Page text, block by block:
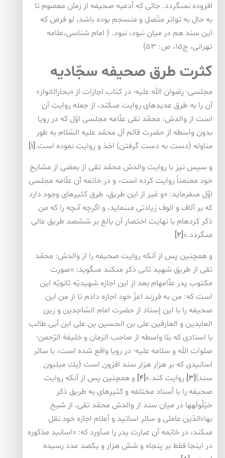
افزوده نمى‏گردد. جائى كه أدعيه صحيفه از زمان معصوم تا
به حال به تواتر متّصل و منسجم بوده باشد، لو فرض كه
اين سند هم در ميان نبود، نبود. ( امام شناسى،علامه
تهرانی، ج‏۱۵، ص: ۵۳)
كثرت طرق صحيفه سجّاديه‏
مجلسى- رضوان الله عليه- در كتاب اجازات از «بحارالانوار»
آن را به طرق عديده‏اى روايت مى‏كند، از جمله روايتِ آن
است از والدش: محمّد تقى علّامه مجلسى اوّل كه در رويا
بدون واسطه از حضرت قائم آل محمّد عليه السّلام به طور
مناوله (دست به دست گرفتن) اخذ و روايت نموده است.[۱]
و سپس نيز با روايت والدش محمّد تقى از بعضى از مشايخ
خود معنعناً روايت كرده است، و در خاتمه آن علّامه مجلسى
اوَّل مى‏فرمايد: «و غير از اين طريق، طرق كثيره‏اى وجود دارد
كه بر آلاف و الوف زيادتى مى‏نمايد، و اگرچه آنچه را كه من
ذكر كرده‏ام با نهايت اختصار آن بالغ بر ششصد طريق عالى
مى‏گردد.»[۲]
و همچنين پس از آنكه روايت صحيفه را از والدش: محمّد
تقى از طريق شهيد ثانى ذكر مى‏كند مى‏گويد: «صورت
مكتوب پدر علّامه‏ام بعد از اين اجازه شهيديّه ثانويّه اين
است كه: من به فرزند اعزّ خود اجازه دادم تا از من اين
صحيفه را با اين إسناد از حضرت امام السّاجدين و زين
العابدين و العارفين على بن الحسين بن على ابن أبى طالب
با اسنادى كه بلا واسطه از صاحب الزمان و خليفة الرّحمن-
صلوات الله و سلامه عليه- در رويا واقع شده است، با سائر
اسانيدى كه بر هزار هزار سند افزون است (يك ميليون
سند)[۳] روايت كند.»[۴]
و همچنين پس از آنكه روايت
صحيفه را با أسناد مختلفه و كثيره‏اى به طريق ذكر
حَيْلُولَه‏ها در ميان سند از والدش محمّد تقى، از شيخ
بهاءالدّين عاملى و سائر اساتيد و أعلام اجازه خود نقل
مى‏كند، در خاتمه آن عبارت پدر را مى‏آورد كه: «اسانيد مذكوره
در اينجا فقط بر پنجاه و شش هزار و يكصد عدد رسيده